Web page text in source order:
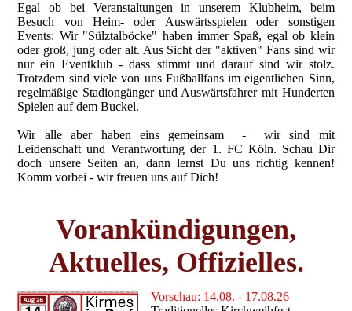
Egal ob bei Veranstaltungen in unserem Klubheim, beim
Besuch von Heim- oder Auswärtsspielen oder sonstigen
Events: Wir "Sülztalböcke" haben immer Spaß, egal ob klein
oder groß, jung oder alt. Aus Sicht der "aktiven" Fans sind wir
nur ein Eventklub - dass stimmt und darauf sind wir stolz.
Trotzdem sind viele von uns Fußballfans im eigentlichen Sinn,
regelmäßige Stadiongänger und Auswärtsfahrer mit Hunderten
Spielen auf dem Buckel.
Wir alle aber haben eins gemeinsam - wir sind mit
Leidenschaft und Verantwortung der 1. FC Köln. Schau Dir
doch unsere Seiten an, dann lernst Du uns richtig kennen!
Komm vorbei - wir freuen uns auf Dich!
Vorankündigungen,
Aktuelles, Offizielles.
Vorschau: 14.08. - 17.08.26